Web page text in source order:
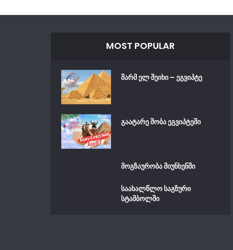
MOST POPULAR
შარმ ელ შეიხი – ეგვიპტე
გაატარე შობა ეგვიპტეში
მოგზაურობა მიუნხენში
საახალწლო საგზური
სტამბოლში